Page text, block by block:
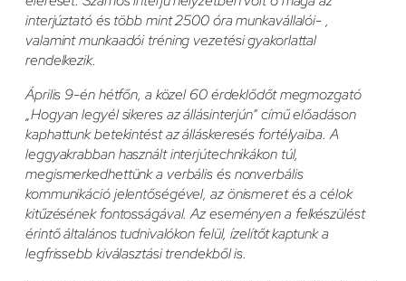
interjúztató és több mint 2500 óra munkavállalói- ,
valamint munkaadói tréning vezetési gyakorlattal
rendelkezik.
Április 9-én hétfőn, a közel 60 érdeklődőt megmozgató
„Hogyan legyél sikeres az állásinterjún” című előadáson
kaphattunk betekintést az álláskeresés fortélyaiba. A
leggyakrabban használt interjútechnikákon túl,
megismerkedhettünk a verbális és nonverbális
kommunikáció jelentőségével, az önismeret és a célok
kitűzésének fontosságával. Az eseményen a felkészülést
érintő általános tudnivalókon felül, ízelítőt kaptunk a
legfrissebb kiválasztási trendekből is.